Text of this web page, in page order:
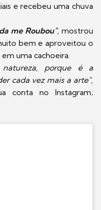
e recebeu uma chuva
me Roubou", mostrou
bem e aproveitou o
uma cachoeira.
porque é a
cada vez mais a arte",
conta no Instagram;